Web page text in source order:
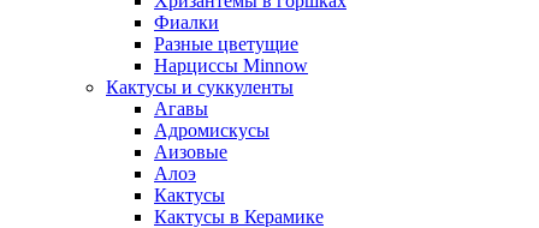
Фиалки
Разные цветущие
Нарциссы Minnow
Кактусы и суккуленты
Агавы
Адромискусы
Аизовые
Алоэ
Кактусы
Кактусы в Керамике